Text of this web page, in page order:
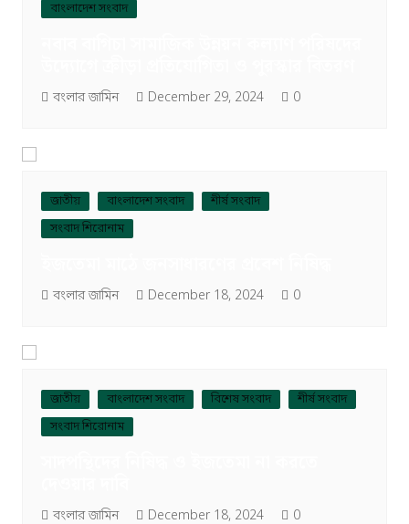
বাংলাদেশ সংবাদ
বংলার জামিন December 29, 2024 0
জাতীয় বাংলাদেশ সংবাদ
শীর্ষ সংবাদ
সংবাদ শিরোনাম
বংলার জামিন December 18, 2024 0
জাতীয় বাংলাদেশ সংবাদ বিশেষ সংবাদ
শীর্ষ সংবাদ
সংবাদ শিরোনাম
বংলার জামিন December 18, 2024 0